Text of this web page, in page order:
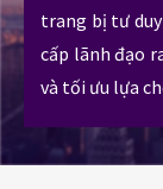
trang bị tư
cấp lãnh đạo
và tối ưu lựa